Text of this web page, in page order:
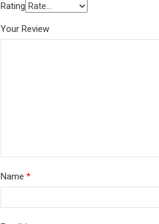
Rating
Your Review
Name *